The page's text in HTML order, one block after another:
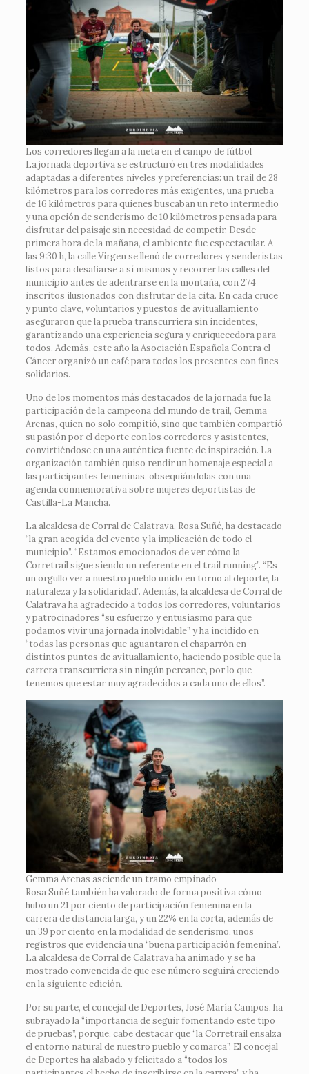
Los corredores llegan a la meta en el campo de fútbol
La jornada deportiva se estructuró en tres modalidades
adaptadas a diferentes niveles y preferencias: un trail de 28
kilómetros para los corredores más exigentes, una prueba
de 16 kilómetros para quienes buscaban un reto intermedio
y una opción de senderismo de 10 kilómetros pensada para
disfrutar del paisaje sin necesidad de competir. Desde
primera hora de la mañana, el ambiente fue espectacular. A
las 9:30 h, la calle Virgen se llenó de corredores y senderistas
listos para desafiarse a sí mismos y recorrer las calles del
municipio antes de adentrarse en la montaña, con 274
inscritos ilusionados con disfrutar de la cita. En cada cruce
y punto clave, voluntarios y puestos de avituallamiento
aseguraron que la prueba transcurriera sin incidentes,
garantizando una experiencia segura y enriquecedora para
todos. Además, este año la Asociación Española Contra el
Cáncer organizó un café para todos los presentes con fines
solidarios.
Uno de los momentos más destacados de la jornada fue la
participación de la campeona del mundo de trail, Gemma
Arenas, quien no solo compitió, sino que también compartió
su pasión por el deporte con los corredores y asistentes,
convirtiéndose en una auténtica fuente de inspiración. La
organización también quiso rendir un homenaje especial a
las participantes femeninas, obsequiándolas con una
agenda conmemorativa sobre mujeres deportistas de
Castilla-La Mancha.
La alcaldesa de Corral de Calatrava, Rosa Suñé, ha destacado
“la gran acogida del evento y la implicación de todo el
municipio”. “Estamos emocionados de ver cómo la
Corretrail sigue siendo un referente en el trail running”. “Es
un orgullo ver a nuestro pueblo unido en torno al deporte, la
naturaleza y la solidaridad”. Además, la alcaldesa de Corral de
Calatrava ha agradecido a todos los corredores, voluntarios
y patrocinadores “su esfuerzo y entusiasmo para que
podamos vivir una jornada inolvidable” y ha incidido en
“todas las personas que aguantaron el chaparrón en
distintos puntos de avituallamiento, haciendo posible que la
carrera transcurriera sin ningún percance, por lo que
tenemos que estar muy agradecidos a cada uno de ellos”.
Gemma Arenas asciende un tramo empinado
Rosa Suñé también ha valorado de forma positiva cómo
hubo un 21 por ciento de participación femenina en la
carrera de distancia larga, y un 22% en la corta, además de
un 39 por ciento en la modalidad de senderismo, unos
registros que evidencia una “buena participación femenina”.
La alcaldesa de Corral de Calatrava ha animado y se ha
mostrado convencida de que ese número seguirá creciendo
en la siguiente edición.
Por su parte, el concejal de Deportes, José María Campos, ha
subrayado la “importancia de seguir fomentando este tipo
de pruebas”, porque, cabe destacar que “la Corretrail ensalza
el entorno natural de nuestro pueblo y comarca”. El concejal
de Deportes ha alabado y felicitado a “todos los